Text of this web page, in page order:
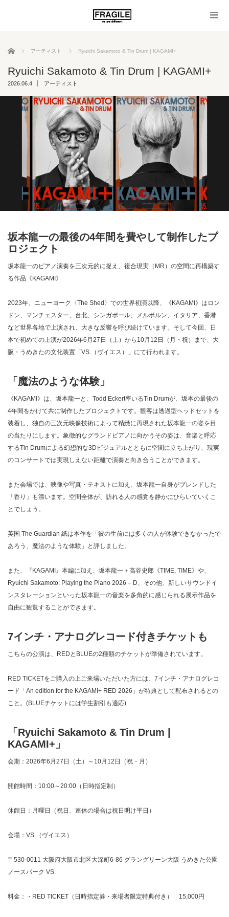
ホーム アーティスト Ryuichi Sakamoto & Tin Drum | KAGAMI+
Ryuichi Sakamoto & Tin Drum | KAGAMI+
2026.06.4 アーティスト
坂本龍一の最後の4年間を費やして制作したプ
ロジェクト
坂本龍一のピアノ演奏を三次元的に捉え、複合現実（MR）の空間に再構築す
る作品《KAGAMI》
2023年、ニューヨーク〈The Shed〉での世界初演以降、《KAGAMI》はロン
ドン、マンチェスター、台北、シンガポール、メルボルン、イタリア、香港
など世界各地で上演され、大きな反響を呼び続けています。そして今回、日
本で初めての上演が2026年6月27日（土）から10月12日（月・祝）まで、大
阪・うめきたの文化装置「VS.（ヴイエス）」にて行われます。
「魔法のような体験」
《KAGAMI》は、坂本龍一と、Todd Eckert率いるTin Drumが、坂本の最後の
4年間をかけて共に制作したプロジェクトです。観客は透過型ヘッドセットを
装着し、独自の三次元映像技術によって精緻に再現された坂本龍一の姿を目
の当たりにします。象徴的なグランドピアノに向かうその姿は、音楽と呼応
するTin Drumによる幻想的な3Dビジュアルとともに空間に立ち上がり、現実
のコンサートでは実現しえない距離で演奏と向き合うことができます。
また会場では、映像や写真・テキストに加え、坂本龍一自身がブレンドした
「香り」も漂います。空間全体が、訪れる人の感覚を静かにひらいていくこ
とでしょう。
英国 The Guardian 紙は本作を「彼の生前には多くの人が体験できなかったで
あろう、魔法のような体験」と評しました。
また、『KAGAMI』本編に加え、坂本龍一＋高谷史郎《TIME, TIME》や、
Ryuichi Sakamoto: Playing the Piano 2026 – D、その他、新しいサウンドイ
ンスタレーションといった坂本龍一の音楽を多角的に感じられる展示作品を
自由に観覧することができます。
7インチ・アナログレコード付きチケットも
こちらの公演は、REDとBLUEの2種類のチケットが準備されています。
RED TICKETをご購入の上ご来場いただいた方には、7インチ・アナログレコ
ード「An edition for the KAGAMI+ RED 2026」が特典として配布されるとの
こと。(BLUEチケットには学生割引も適応)
「Ryuichi Sakamoto & Tin Drum |
KAGAMI+」
会期：2026年6月27日（土）～10月12日（祝・月）
開館時間：10:00～20:00（日時指定制）
休館日：月曜日（祝日、連休の場合は祝日明け平日）
会場：VS.（ヴイエス）
〒530-0011 大阪府大阪市北区大深町6-86 グラングリーン大阪 うめきた公園
ノースパーク VS.
料金：・RED TICKET（日時指定券・来場者限定特典付き） 15,000円